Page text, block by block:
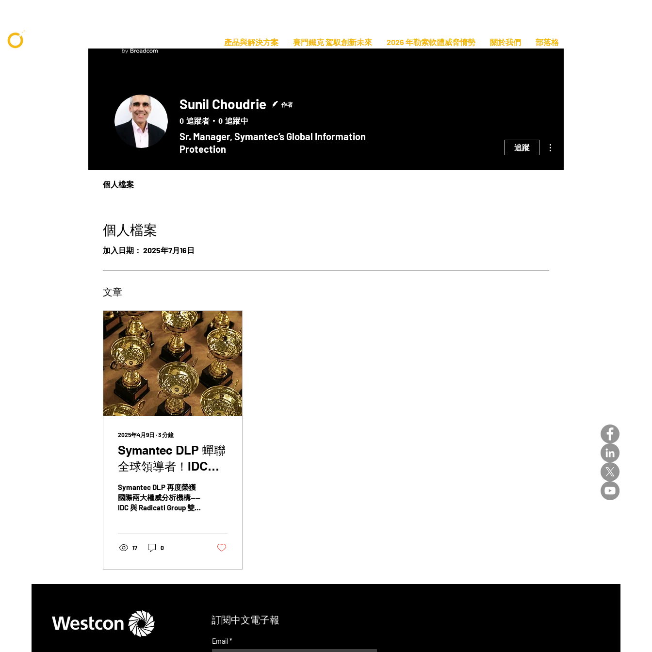
產品與解決方案 賽門鐵克 駕馭創新未來 2026 年勒索軟體威脅情勢 關於我們 部落格
個人檔案
加入日期： 2025年7月16日
文章
2025年4月9日 ∙3分鐘
Symantec DLP 蟬聯
全球領導者！IDC、
Radicati 雙雙點名：
數據防護首選再創新
高
Symantec DLP 再度榮獲
國際兩大權威分析機構——
IDC 與 Radicati Group 雙
業資料防護首選，並揭露
趨勢與選型重點，企業不
17 0
Sunil Choudrie 作者
0 追蹤者 0 追蹤中
Sr. Manager, Symantec’s Global Information
Protection
追蹤
個人檔案
訂閱中文電子報
Email